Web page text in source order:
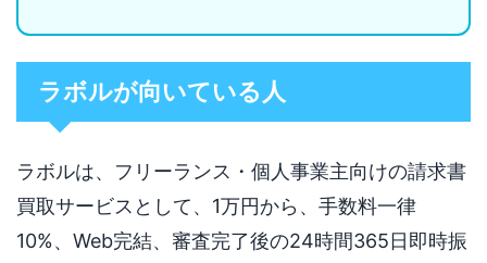
ラボルが向いている人
ラボルは、フリーランス・個人事業主向けの請求書
買取サービスとして、1万円から、手数料一律
10%、Web完結、審査完了後の24時間365日即時振